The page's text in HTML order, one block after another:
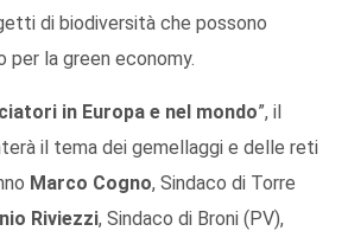
di biodiversità che possono
per la green economy.
in Europa e nel mondo”, il
il tema dei gemellaggi e delle reti
Marco Cogno, Sindaco di Torre
Riviezzi, Sindaco di Broni (PV),